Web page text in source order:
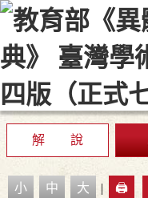
::: 最新消息 常見問
顯示模式
網
解 說
小 中 大 | 🖨️